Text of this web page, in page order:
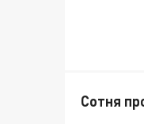
Сотня